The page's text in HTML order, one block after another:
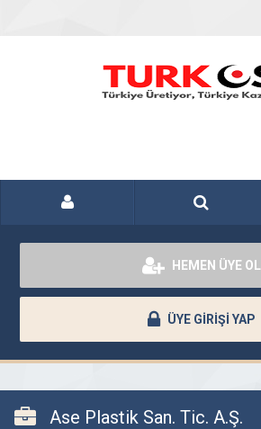
HEMEN ÜYE OL
ÜYE GİRİŞİ YAP
Ase Plastik San. Tic. A.Ş.